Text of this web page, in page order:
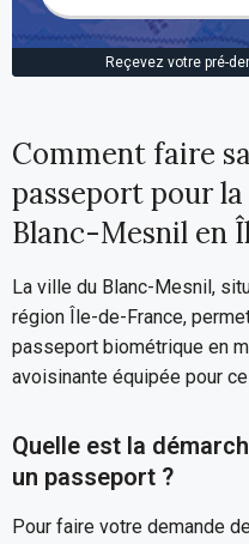
Reçevez votre pré-
Comment faire
passeport pour
Blanc-Mesnil en
La ville du Blanc-Mesnil,
région Île-de-France,
passeport biométrique en
avoisinante équipée pour
Quelle est la
un passeport ?
Pour faire votre demande